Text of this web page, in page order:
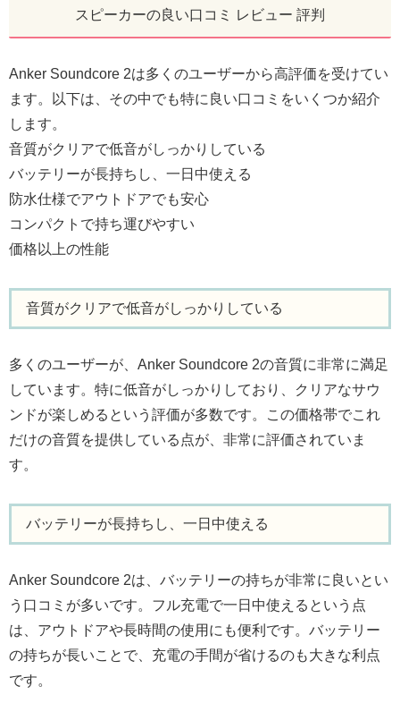
スピーカーの良い口コミ レビュー 評判
Anker Soundcore 2は多くのユーザーから高評価を受けてい
ます。以下は、その中でも特に良い口コミをいくつか紹介
します。
音質がクリアで低音がしっかりしている
バッテリーが長持ちし、一日中使える
防水仕様でアウトドアでも安心
コンパクトで持ち運びやすい
価格以上の性能
音質がクリアで低音がしっかりしている
多くのユーザーが、Anker Soundcore 2の音質に非常に満足
しています。特に低音がしっかりしており、クリアなサウ
ンドが楽しめるという評価が多数です。この価格帯でこれ
だけの音質を提供している点が、非常に評価されていま
す。
バッテリーが長持ちし、一日中使える
Anker Soundcore 2は、バッテリーの持ちが非常に良いとい
う口コミが多いです。フル充電で一日中使えるという点
は、アウトドアや長時間の使用にも便利です。バッテリー
の持ちが長いことで、充電の手間が省けるのも大きな利点
です。